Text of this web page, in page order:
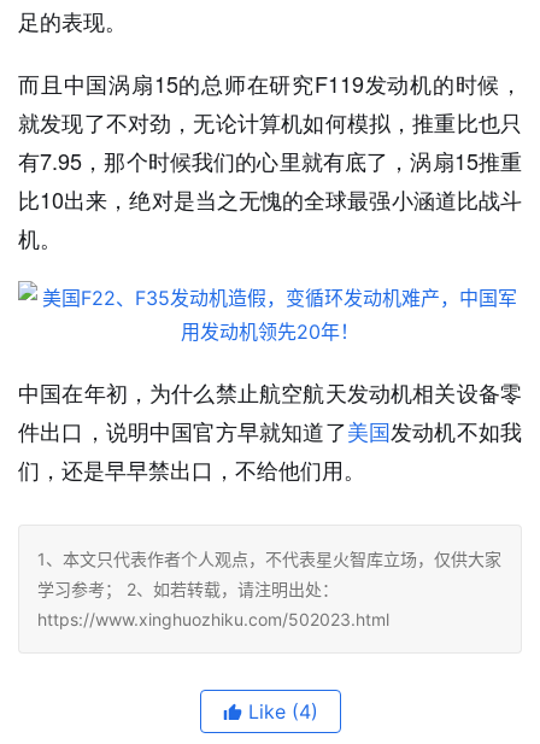
足的表现。
而且中国涡扇15的总师在研究F119发动机的时候，
就发现了不对劲，无论计算机如何模拟，推重比也只
有7.95，那个时候我们的心里就有底了，涡扇15推重
比10出来，绝对是当之无愧的全球最强小涵道比战斗
机。
中国在年初，为什么禁止航空航天发动机相关设备零
件出口，说明中国官方早就知道了美国发动机不如我
们，还是早早禁出口，不给他们用。
1、本文只代表作者个人观点，不代表星火智库立场，仅供大家
学习参考； 2、如若转载，请注明出处：
https://www.xinghuozhiku.com/502023.html
Like (4)